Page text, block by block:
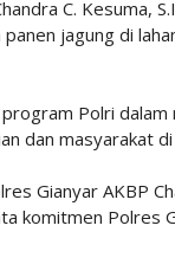
C. Kesuma,
jagung di
Polri
dan masyarakat
Gianyar AKBP
komitmen Polres